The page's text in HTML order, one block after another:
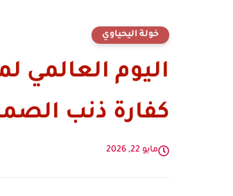
خولة اليحياوي
اليوم العالمي
كفارة ذنب
مايو 22, 2026